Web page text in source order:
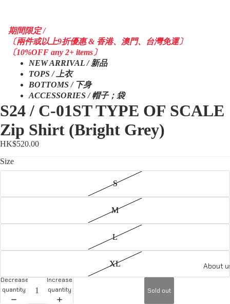
About
期間限定 /
〔兩件或以上9折優惠 & 香港、澳門、台灣免運〕
〔10%OFF any 2+ items〕
NEW ARRIVAL / 新品
TOPS / 上衣
BOTTOMS / 下身
ACCESSORIES / 帽子；袋
S24 / C-01ST TYPE OF SCALE
Zip Shirt (Bright Grey)
HK$520.00
Size
S
M
L
XL
Decrease
quantity
Increase
quantity
Sold out